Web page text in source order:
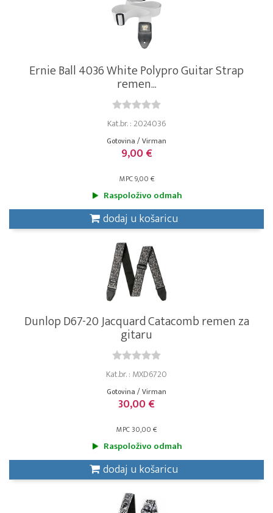
Ernie Ball 4036 White Polypro Guitar Strap
remen...
Kat.br. : 2024036
Gotovina / Virman
9,00 €
MPC 9,00 €
Raspoloživo odmah
dodaj u košaricu
Dunlop D67-20 Jacquard Catacomb remen za
gitaru
Kat.br. : MXD6720
Gotovina / Virman
30,00 €
MPC 30,00 €
Raspoloživo odmah
dodaj u košaricu